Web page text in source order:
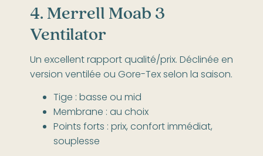
4. Merrell Moab 3
Ventilator
Un excellent rapport qualité/prix. Déclinée en
version ventilée ou Gore-Tex selon la saison.
Tige : basse ou mid
Membrane : au choix
Points forts : prix, confort immédiat,
souplesse